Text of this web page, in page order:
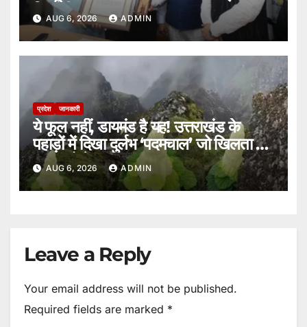
मिला वीरता पदक।
AUG 6, 2026 ADMIN
प्रदेश जानकारी
ये फूल नहीं, डायमंड है यह! उत्तराखंड के
पहाड़ों में दिखा दुर्लभ ‘पदमचाल’ जो खिलता है
15 सालों में एक बार।
AUG 6, 2026 ADMIN
Leave a Reply
Your email address will not be published.
Required fields are marked *